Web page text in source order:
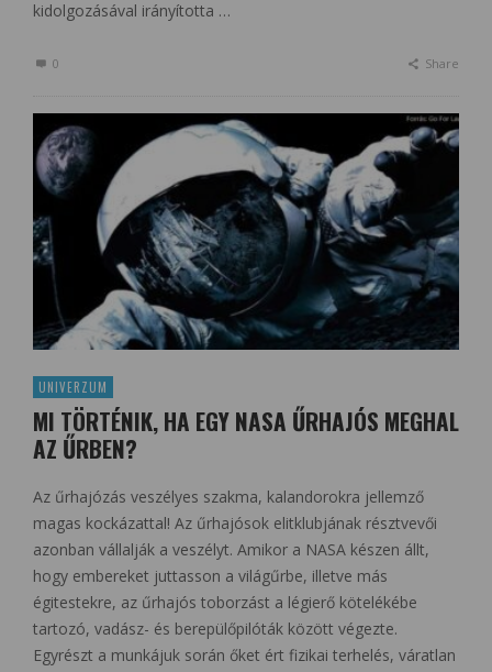
kidolgozásával irányította …
0 Share
UNIVERZUM
MI TÖRTÉNIK, HA EGY NASA ŰRHAJÓS MEGHAL
AZ ŰRBEN?
Az űrhajózás veszélyes szakma, kalandorokra jellemző
magas kockázattal! Az űrhajósok elitklubjának résztvevői
azonban vállalják a veszélyt. Amikor a NASA készen állt,
hogy embereket juttasson a világűrbe, illetve más
égitestekre, az űrhajós toborzást a légierő kötelékébe
tartozó, vadász- és berepülőpilóták között végezte.
Egyrészt a munkájuk során őket ért fizikai terhelés, váratlan